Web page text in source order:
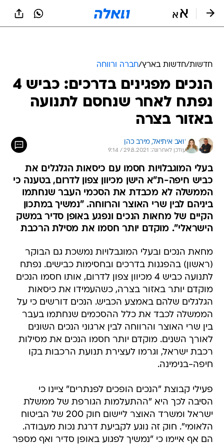
חדשות/חדשות בארץ/חברה ורווחה
הנכים מפגינים בדרכים: כביש 4
נפתח לאחר שנחסם לתנועה
באזור בצרה
יואב איתיאל, מירב כהן
עודכן לאחרונה: 29.8.2021 / 9:14
בעלי המוגבלויות חסמו עם כיסאות הגלגלים את
כביש חיפה-ת"א הישן מכיוון צפון לדרום, בטענה כי
הממשלה לא מכבדת את הסכמי העבר שנחתמו
ביניהם לבין שרי האוצר והרווחה. "נמשיך במתכון
הקיים של מחאות הנכים ונפגע באופן סדיר במשק
הישראלי". מוקדם יותר חסמו את מסילת הרכבת
מחאת הנכים ובעלי המוגבלויות נמשכת גם הבוקר
(ראשון) בהפגנות בדרכים ובחסימות כבישים. נפתח
לתנועה כביש 4 מכיוון צפון לדרום, אותו חסמו הנכים
מוקדם יותר באזור בצרה, כשהעמידו את כיסאות
הגלגלים שלהם באמצע הכביש. הנכים דורשים כי על
הממשלה לכבד את כלל ההסכמים שנחתמו בעבר
בין שרי האוצר והרווחה לבין ארגוני הנכים השונים
לאורך השנים. מוקדם יותר חסמו הנכים את מסילות
רכבת ישראל, וגרמו לעצירת תנועת הרכבות בקו
חיפה-בנימינה.
פעילי קבוצת "הנכים הופכים לפנתרים" ציינו כי
הסיבה לכך היא "ההתעלמות הגורפת של ממשלת
ישראל ומשרד האוצר ליישום חוק 200 של הביטוח
הלאומי". חוק זה נוגע לקביעת דרגת נכות מעבודה.
הם אף איימו כי "נמשיך לפגוע באופן סדיר ואף מספר